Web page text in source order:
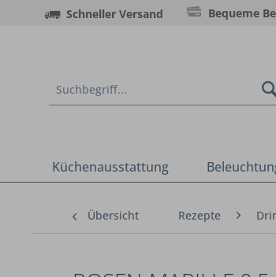
Schneller Versand Bequeme
Küchenausstattung
Übersicht Rezepte